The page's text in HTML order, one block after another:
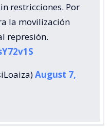
restricciones. Por
la movilización
represión.
August 7,